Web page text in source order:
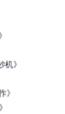
》
》